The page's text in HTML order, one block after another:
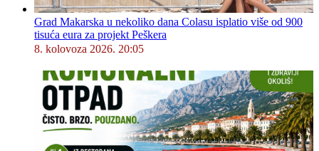
Grad Makarska u nekoliko dana Colasu isplatio više od 900
tisuća eura za projekt Peškera
8. kolovoza 2026. 20:05